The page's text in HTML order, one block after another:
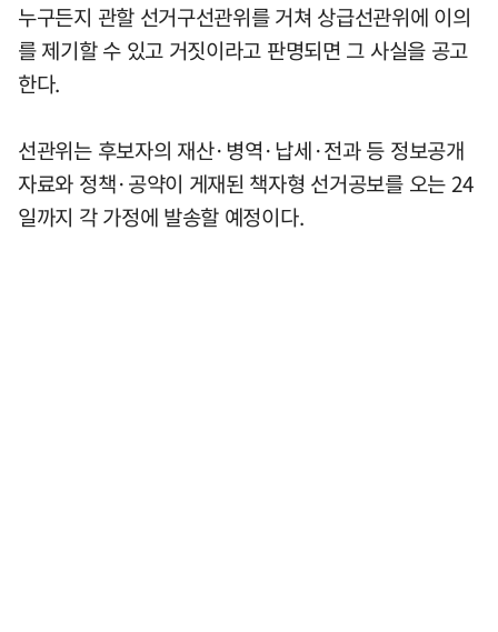
누구든지 관할 선거구선관위를 거쳐 상급선관위에 이의
를 제기할 수 있고 거짓이라고 판명되면 그 사실을 공고
한다.
선관위는 후보자의 재산·병역·납세·전과 등 정보공개
자료와 정책·공약이 게재된 책자형 선거공보를 오는 24
일까지 각 가정에 발송할 예정이다.